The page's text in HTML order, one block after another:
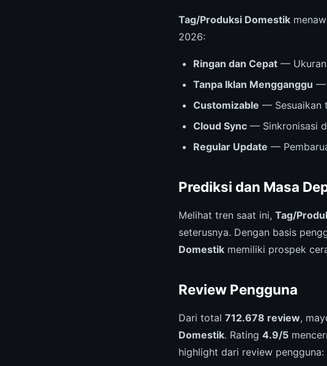
Tag/Produksi Domestik
2026:
Ringan dan Cepat —
Tanpa Iklan Mengganggu —
Customizable — Sesuaikan
Cloud Sync — Sinkronisasi
Regular Update —
Prediksi dan Masa
Melihat tren saat ini, Tag/
seterusnya. Dengan basis
Domestik memiliki prospek
Review Pengguna
Dari total 712.678 review,
Domestik. Rating 4.9/5
highlight dari review pengguna: